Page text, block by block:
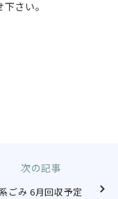
さい。
次の記事
ごみ 6月回収予定